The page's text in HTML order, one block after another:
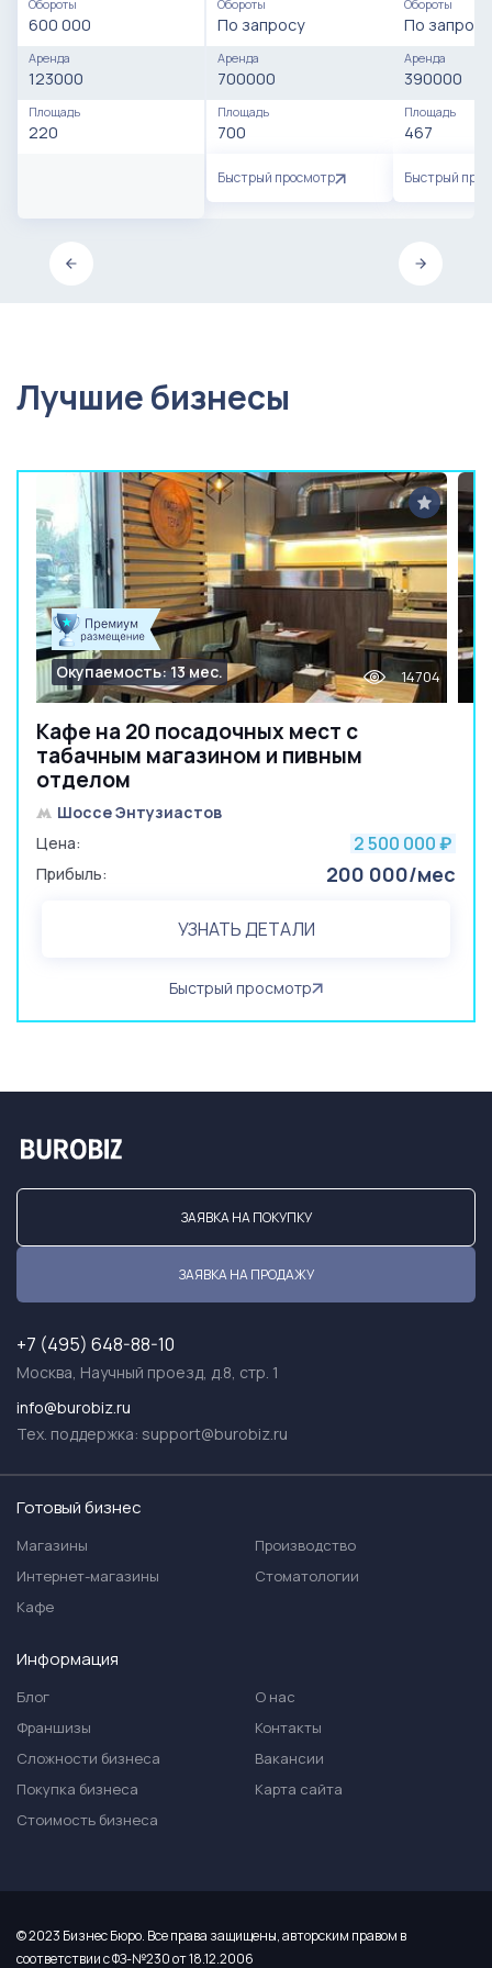
Обороты
600 000
Аренда
123000
Площадь
220
Обороты
По запросу
Аренда
700000
Площадь
700
Быстрый просмотр
Обороты
По запросу
Аренда
390000
Площадь
467
Быстрый
Лучшие бизнесы
Кафе на 20 посадочных мест с
табачным магазином и пивным
отделом
Окупаемость: 13 мес. 14704
Шоссе Энтузиастов
Цена:
2 500 000 ₽
Прибыль: 200 000/мес
УЗНАТЬ ДЕТАЛИ
Быстрый просмотр
ЗАЯВКА НА ПОКУПКУ
ЗАЯВКА НА ПРОДАЖУ
+7 (495) 648-88-10
Москва, Научный проезд, д.8, стр. 1
info@burobiz.ru
Тех. поддержка: support@burobiz.ru
Готовый бизнес
Магазины
Интернет-магазины
Кафе
Производство
Стоматологии
Информация
Блог
Франшизы
Сложности бизнеса
Покупка бизнеса
Стоимость бизнеса
О нас
Контакты
Вакансии
Карта сайта
© 2023 Бизнес Бюро. Все права защищены, авторским правом в
соответствии с ФЗ-№230 от 18.12.2006